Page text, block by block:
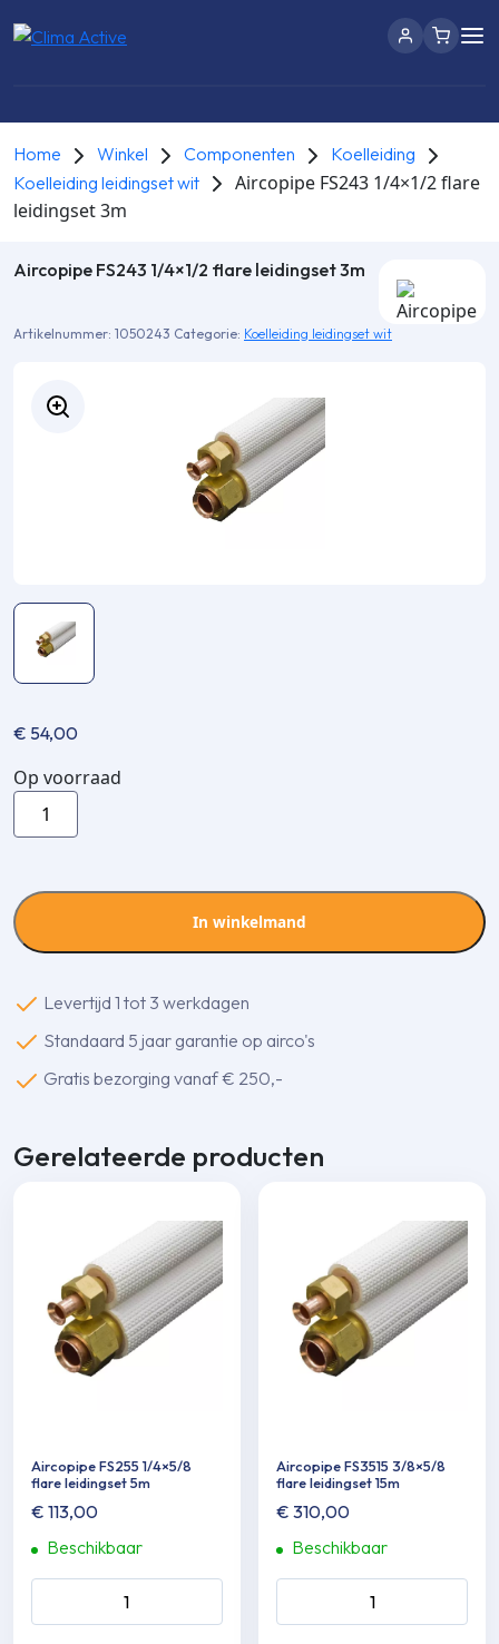
Home Winkel Componenten
Koelleiding
Koelleiding leidingset wit
Aircopipe FS243 1/4×1/2 flare
leidingset 3m
Aircopipe FS243 1/4×1/2 flare leidingset 3m
Artikelnummer: 1050243 Categorie: Koelleiding leidingset wit
€ 54,00
Op voorraad
Aircopipe
FS243
leidingset
3m
In winkelmand
Levertijd 1 tot 3 werkdagen
Standaard 5 jaar garantie op airco's
Gratis bezorging vanaf € 250,-
Gerelateerde producten
Aircopipe FS255 1/4×5/8
flare leidingset 5m
€ 113,00
Beschikbaar
Aircopipe FS255 1/4x5/8
flare leidingset 5m aantal
Aircopipe FS3515 3/8×5/8
flare leidingset 15m
€ 310,00
Beschikbaar
Aircopipe FS3515 3/8x5/8
flare leidingset 15m aantal